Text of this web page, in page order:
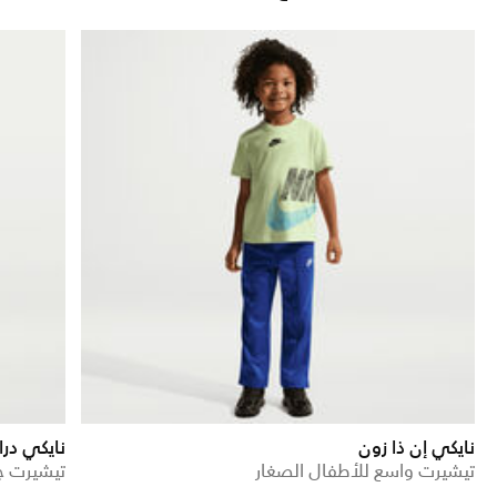
نايكي إن ذا زون
تيشيرت واسع للأطفال الصغار
نايكي
تيشيرت